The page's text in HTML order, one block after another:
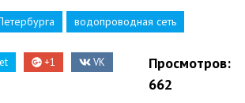
водопроводная сеть
+1 VK
Просмотров:
662